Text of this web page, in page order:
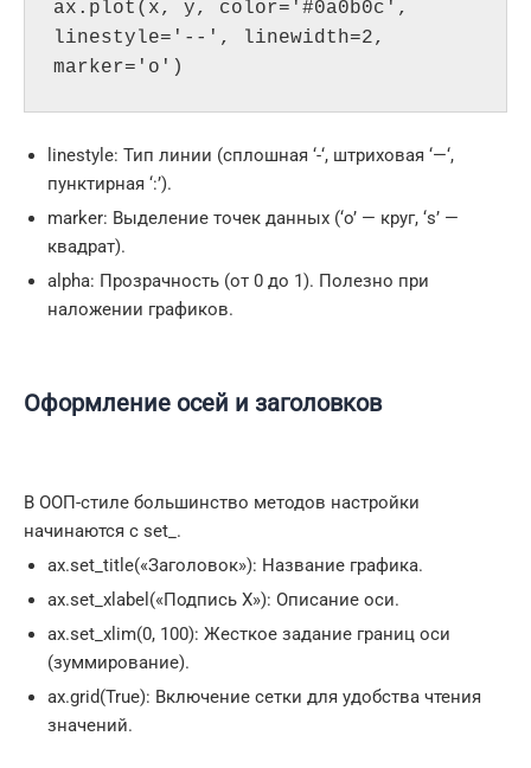
ax.plot(x, y, color='#0a0b0c',
linestyle='--', linewidth=2,
linestyle: Тип линии (сплошная ‘-‘, штриховая ‘—‘,
пунктирная ‘:’).
marker: Выделение точек данных (‘o’ — круг, ‘s’ —
квадрат).
alpha: Прозрачность (от 0 до 1). Полезно при
наложении графиков.
Оформление осей и заголовков
В ООП-стиле большинство методов настройки
начинаются с set_.
ax.set_title(«Заголовок»): Название графика.
ax.set_xlabel(«Подпись X»): Описание оси.
ax.set_xlim(0, 100): Жесткое задание границ оси
(зуммирование).
ax.grid(True): Включение сетки для удобства чтения
значений.